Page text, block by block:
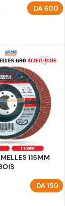
DA 600
115MM
DA150